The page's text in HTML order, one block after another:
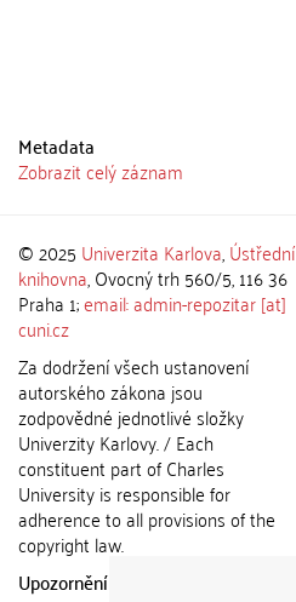
Metadata
Zobrazit celý záznam
© 2025 Univerzita Karlova,Ústřední
knihovna, Ovocný trh 560/5, 116 36
Praha 1;email: admin-repozitar [at]
cuni.cz
Za dodržení všech ustanovení
autorského zákona jsou
zodpovědné jednotlivé složky
Univerzity Karlovy. / Each
constituent part of Charles
University is responsible for
adherence to all provisions of the
copyright law.
Upozornění / Notice: